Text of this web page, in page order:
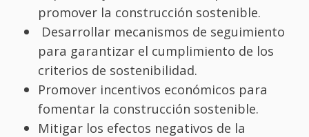
promover la construcción sostenible.
Desarrollar mecanismos de seguimiento
para garantizar el cumplimiento de los
criterios de sostenibilidad.
Promover incentivos económicos para
fomentar la construcción sostenible.
Mitigar los efectos negativos de la